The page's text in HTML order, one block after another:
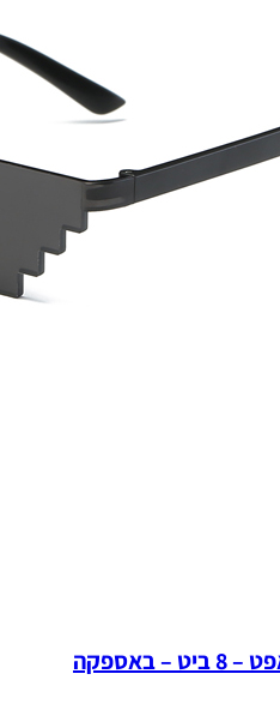
משקפי שמש מיינקראפט – 8 ביט – באספקה